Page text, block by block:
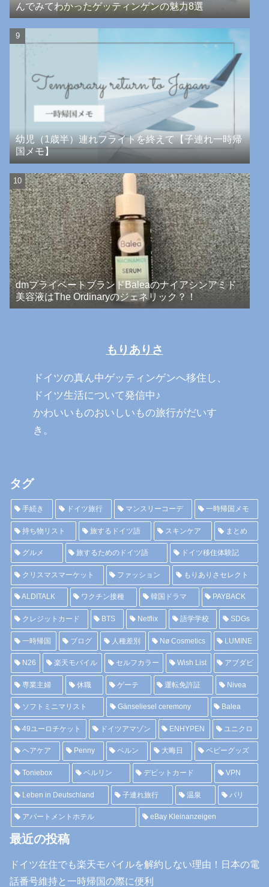
んでみてわかったゲッティンゲンの魅力8選
幼児（1歳半）連れフライトを終えて【子連れ一時帰
国メモ】
dmプライベートブランドBaleaのナイアシンアミド
美容液はThe Ordinaryのジェネリック？！
もりありさ
ドイツの真ん中ゲッティンゲンへ移住し、
ドイツ生活について発信中♪
かわいいものおいしいもの旅行がだいす
き。
タグ
手続き ドイツ旅行 マンスリーコーデ 一時帰国メモ
持ち物リスト 旅するドイツ語 スキンケア まとめ
グルメ 旅するためのドイツ語 ドイツ移住体験記
クリスマスマーケット ファッション もりありさセレクト
ALDITALK ワクチン接種 韓国ドラマ PAYBACK
クレジットカード BTS Netflix 語学学校 SDGs
一時帰国 ブログ 人種差別 Nø Cosmetics LUMINE
N26 楽天モバイル セルフカラー Wish List アブダビ
専業主婦 休職 ゲーテ 運転免許証 Nivea
ソフトミニマリスト Gänseliesel ceremony Balea
49ユーロチケット ドイツアマゾン ENHYPEN ユニクロ
ヘアケア Penny ベルン 大晦日 ベビーグッズ
Toniebox ベルリン デビットカード VPN
Leben in Deutschland 子連れ旅行 温泉 パリ
アパートメントホテル eBay Kleinanzeigen
最近の投稿
ドイツ在住でも楽天モバイルを解約しない理由！日本の電
話番号維持と一時帰国の際に便利